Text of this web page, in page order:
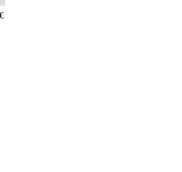
l'évacuation de collection intraabdominale